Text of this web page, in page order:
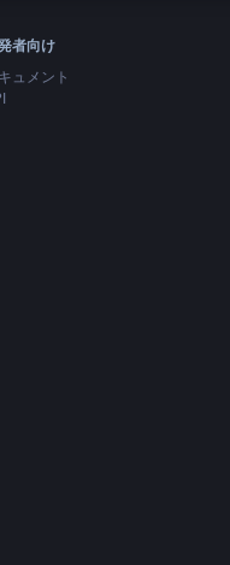
者向け
ュメント